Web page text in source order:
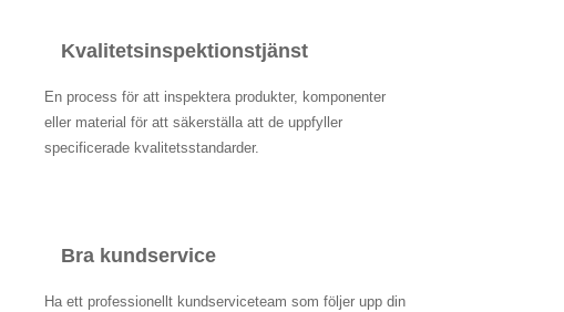
Kvalitetsinspektionstjänst
En process för att inspektera produkter, komponenter
eller material för att säkerställa att de uppfyller
specificerade kvalitetsstandarder.
Bra kundservice
Ha ett professionellt kundserviceteam som följer upp din